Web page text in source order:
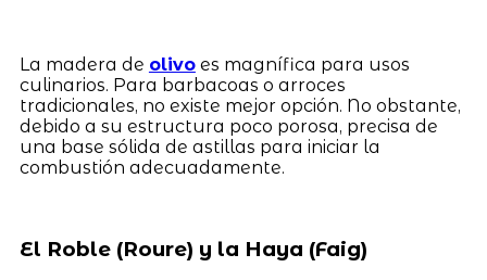
La madera de olivoes magnífica para usos
culinarios. Para barbacoas o arroces
tradicionales, no existe mejor opción. No obstante,
debido a su estructura poco porosa, precisa de
una base sólida de astillas para iniciar la
combustión adecuadamente.
El Roble (Roure) y la Haya (Faig)